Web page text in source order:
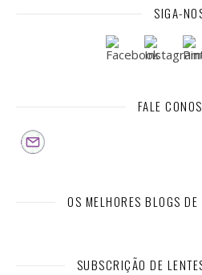
SIGA-
FALE
OS MELHORES BLOGS
SUBSCRIÇÃO DE